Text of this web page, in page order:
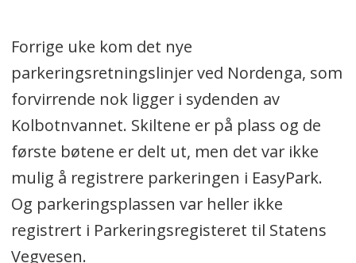
Forrige uke kom det nye
parkeringsretningslinjer ved Nordenga, som
forvirrende nok ligger i sydenden av
Kolbotnvannet. Skiltene er på plass og de
første bøtene er delt ut, men det var ikke
mulig å registrere parkeringen i EasyPark.
Og parkeringsplassen var heller ikke
registrert i Parkeringsregisteret til Statens
Vegvesen.